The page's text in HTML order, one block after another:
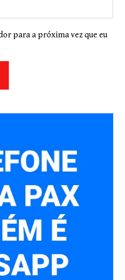
para a próxima vez que eu